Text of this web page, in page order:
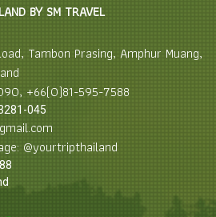
BY SM TRAVEL
Tambon Prasing, Amphur Muang,
+66(0)81-595-7588
045
@yourtripthailand